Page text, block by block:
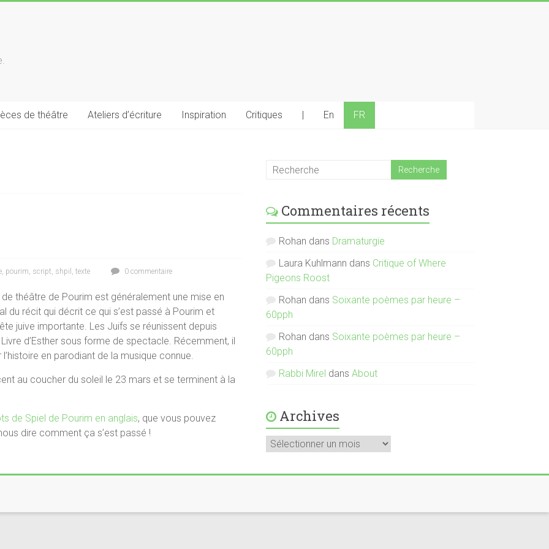
de théâtre Ateliers d’écriture Inspiration Critiques | En FR
, pourim, script, shpil , texte 0 commentaire
théâtre de Pourim est généralement une mise en
du récit qui décrit ce qui s’est passé à Pourim et
juive importante. Les Juifs se réunissent depuis
d’Esther sous forme de spectacle. Récemment, il
en parodiant de la musique connue.
au coucher du soleil le 23 mars et se terminent à la
de Spiel de Pourim en anglais, que vous pouvez
dire comment ça s’est passé !
Commentaires récents
Rohan dans Dramaturgie
Laura Kuhlmann dans Critique of Where
Pigeons Roost
Rohan dans Soixante poèmes par heure –
60pph
Rohan dans Soixante poèmes par heure –
60pph
Rabbi Mirel dansAbout
Archives
Archives